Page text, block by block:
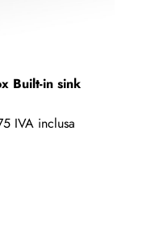
Built-in sink
IVA inclusa